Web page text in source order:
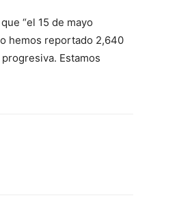
“el 15 de mayo
hemos reportado 2,640
Estamos